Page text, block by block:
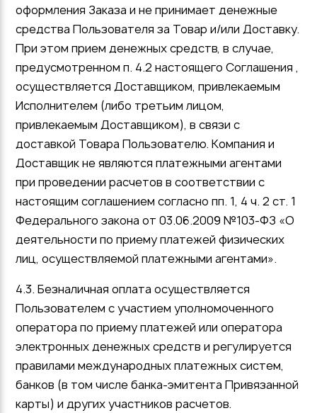
оформления Заказа и не принимает денежные
средства Пользователя за Товар и/или Доставку.
При этом прием денежных средств, в случае,
предусмотренном п. 4.2 настоящего Соглашения ,
осуществляется Доставщиком, привлекаемым
Исполнителем (либо третьим лицом,
привлекаемым Доставщиком), в связи с
доставкой Товара Пользователю. Компания и
Доставщик не являются платежными агентами
при проведении расчетов в соответствии с
настоящим соглашением согласно пп. 1, 4 ч. 2 ст. 1
Федерального закона от 03.06.2009 №103-ФЗ «О
деятельности по приему платежей физических
лиц, осуществляемой платежными агентами».
4.3. Безналичная оплата осуществляется
Пользователем с участием уполномоченного
оператора по приему платежей или оператора
электронных денежных средств и регулируется
правилами международных платежных систем,
банков (в том числе банка-эмитента Привязанной
карты) и других участников расчетов.